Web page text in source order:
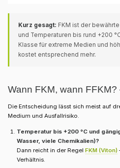
Kurz gesagt: FKM ist der
und Temperaturen bis rund +200
Klasse für extreme Medien und
kostet entsprechend mehr.
Wann FKM, wann FFKM?
Die Entscheidung lässt sich meist auf
Medium und Ausfallrisiko.
Temperatur bis +200 °C und
Wasser, viele Chemikalien)?
Dann reicht in der Regel FKM (Viton)
Verhältnis.